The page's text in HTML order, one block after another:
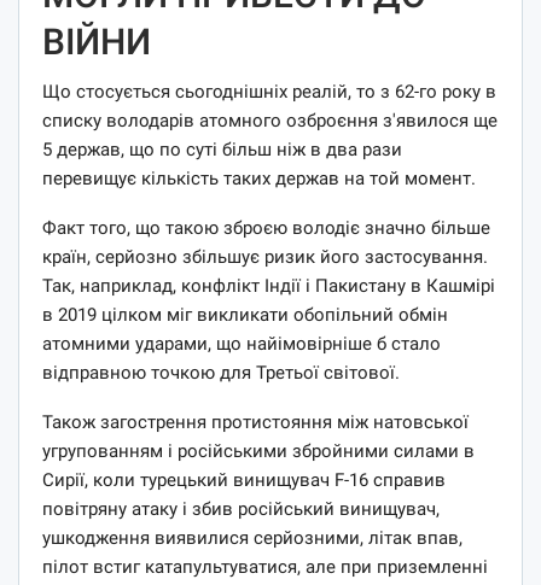
ВІЙНИ
Що стосується сьогоднішніх реалій, то з 62-го року в
списку володарів атомного озброєння з'явилося ще
5 держав, що по суті більш ніж в два рази
перевищує кількість таких держав на той момент.
Факт того, що такою зброєю володіє значно більше
країн, серйозно збільшує ризик його застосування.
Так, наприклад, конфлікт Індії і Пакистану в Кашмірі
в 2019 цілком міг викликати обопільний обмін
атомними ударами, що найімовірніше б стало
відправною точкою для Третьої світової.
Також загострення протистояння між натовської
угрупованням і російськими збройними силами в
Сирії, коли турецький винищувач F-16 справив
повітряну атаку і збив російський винищувач,
ушкодження виявилися серйозними, літак впав,
пілот встиг катапультуватися, але при приземленні